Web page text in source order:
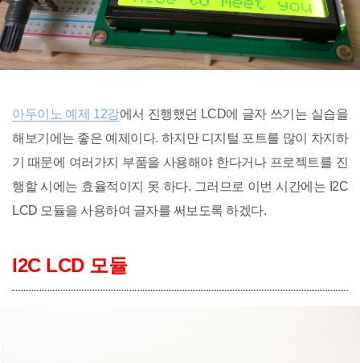
아두이노 예제 12강에서 진행했던 LCD에 글자 쓰기는 실습을
해보기에는 좋은 예제이다. 하지만 디지털 포트를 많이 차지하
기 때문에 여러가지 부품을 사용해야 한다거나 프로젝트를 진
행할 시에는 효율적이지 못 하다. 그러므로 이번 시간에는 I2C
LCD 모듈을 사용하여 글자를 써보도록 하겠다.
I2C LCD 모듈